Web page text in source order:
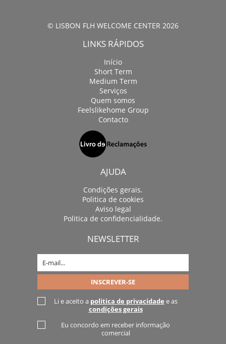
© LISBON FLH WELCOME CENTER 2026
LINKS RÁPIDOS
Início
Short Term
Medium Term
Serviços
Quem somos
Feelslikehome Group
Contacto
AJUDA
Condições gerais.
Politica de cookies
Aviso legal
Politica de confidencialidade.
NEWSLETTER
Li e aceito a politica de privacidade e as
condições gerais
Eu concordo em receber informação
comercial